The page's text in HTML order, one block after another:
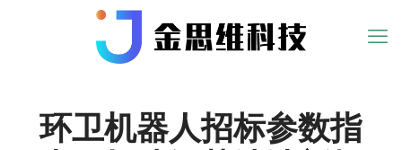
环卫机器人招标参数指